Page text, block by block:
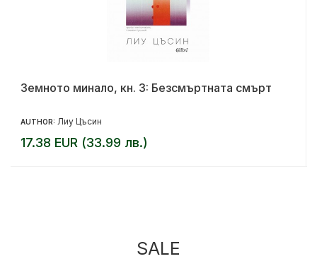
Земното минало, кн. 3: Безсмъртната смърт
AUTHOR: Лиу Цъсин
17.38 EUR (33.99 лв.)
SALE